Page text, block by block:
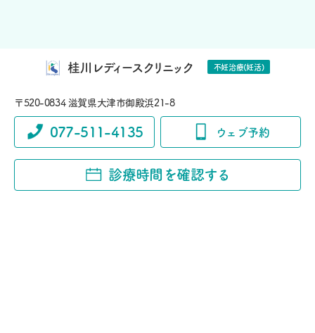
桂川レディースクリニック 不妊治療(妊活)
〒520-0834 滋賀県大津市御殿浜21-8
077-511-4135 ウェブ予約
診療時間を確認する